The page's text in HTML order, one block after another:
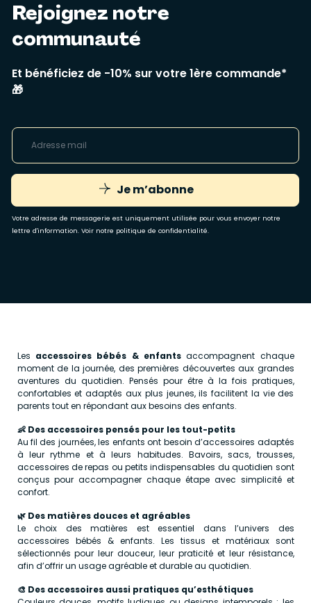
Rejoignez notre
communauté
Et bénéficiez de -10% sur votre 1ère commande*
🎁
Je m’abonne
Votre adresse de messagerie est uniquement utilisée pour vous envoyer notre
lettre d'information. Voir notre politique de confidentialité.
Les accessoires bébés & enfantsaccompagnent chaque
moment de la journée, des premières découvertes aux grandes
aventures du quotidien. Pensés pour être à la fois pratiques,
confortables et adaptés aux plus jeunes, ils facilitent la vie des
parents tout en répondant aux besoins des enfants.
👶 Des accessoires pensés pour les tout-petits
Au fil des journées, les enfants ont besoin d’accessoires adaptés
à leur rythme et à leurs habitudes. Bavoirs, sacs, trousses,
accessoires de repas ou petits indispensables du quotidien sont
conçus pour accompagner chaque étape avec simplicité et
confort.
🌿 Des matières douces et agréables
Le choix des matières est essentiel dans l’univers des
accessoires bébés & enfants. Les tissus et matériaux sont
sélectionnés pour leur douceur, leur praticité et leur résistance,
afin d’offrir un usage agréable et durable au quotidien.
🎨 Des accessoires aussi pratiques qu’esthétiques